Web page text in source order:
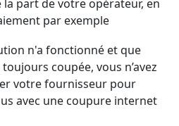
part de votre opérateur, en
par exemple
n'a fonctionné et que
coupée, vous n’avez
votre fournisseur pour
avec une coupure internet